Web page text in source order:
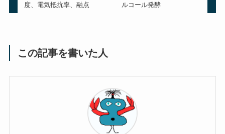
度、電気抵抗率、融点
ルコール発酵
この記事を書いた人